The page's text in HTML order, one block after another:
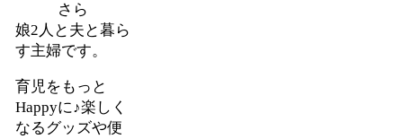
さら
娘2人と夫と暮ら
す主婦です。
育児をもっと
Happyに♪楽しく
なるグッズや便